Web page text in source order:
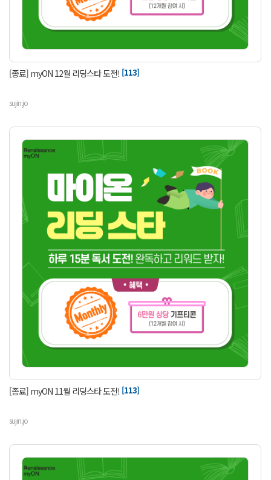
[종료] myON 12월 리딩스타 도전! [113]
sujin.jo
[종료] myON 11월 리딩스타 도전! [113]
sujin.jo